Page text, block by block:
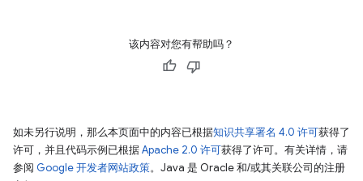
该内容对您有帮助吗？
如未另行说明，那么本页面中的内容已根据知识共享署名 4.0 许可获得了
许可，并且代码示例已根据Apache 2.0 许可获得了许可。有关详情，请
参阅 Google 开发者网站政策。Java 是 Oracle 和/或其关联公司的注册